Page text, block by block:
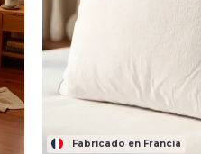
Fabricado en Francia